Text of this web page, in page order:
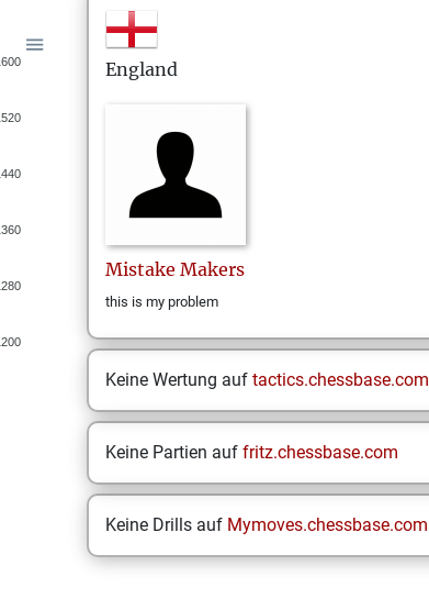
England
Mistake Makers
this is my problem
Keine Wertung auf tactics.chessbase.com
Keine Partien auf fritz.chessbase.com
Keine Drills auf Mymoves.chessbase.com